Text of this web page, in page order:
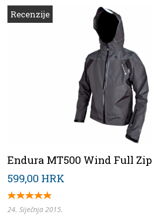
Recenzije
Endura MT500 Wind Full Zip
599,00 HRK
24. Siječnja 2015.